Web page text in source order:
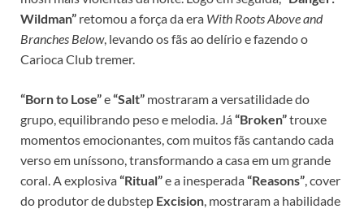
Wildman” retomou a força da era With Roots Above and
Branches Below, levando os fãs ao delírio e fazendo o
Carioca Club tremer.
“Born to Lose”e“Salt” mostraram a versatilidade do
grupo, equilibrando peso e melodia. Já“Broken”trouxe
momentos emocionantes, com muitos fãs cantando cada
verso em uníssono, transformando a casa em um grande
coral. A explosiva“Ritual”e a inesperada“Reasons” , cover
do produtor de dubstep Excision , mostraram a habilidade